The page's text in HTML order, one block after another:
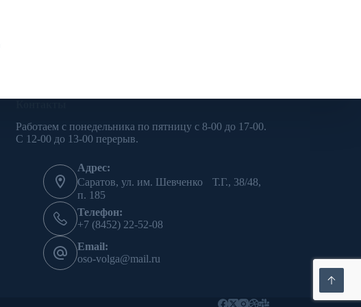
Работаем с понедельника по пятницу с 8-00 до 17-00.
С 12-00 до 13-00 перерыв.
Адрес:
Саратов, ул. им. Шевченко Т.Г., 38/48,
п. 185
Телефон:
+7 (8452) 22-52-08
Email:
oso-volga@mail.ru